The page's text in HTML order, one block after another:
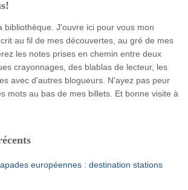
bibliothèque. J'ouvre ici pour vous mon
au fil de mes découvertes, au gré de mes
les notes prises en chemin entre deux
crayonnages, des blablas de lecteur, les
avec d'autres blogueurs. N'ayez pas peur
mots au bas de mes billets. Et bonne visite à
européennes : destination stations